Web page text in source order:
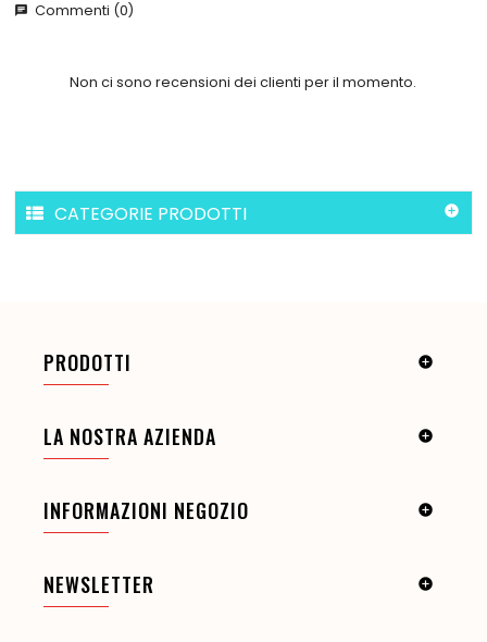
chat Commenti (0)
Non ci sono recensioni dei clienti per il momento.
CATEGORIE PRODOTTI 
PRODOTTI 
LA NOSTRA AZIENDA 
INFORMAZIONI NEGOZIO 
NEWSLETTER 